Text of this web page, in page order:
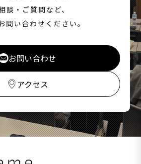
談・ご質問など、
問い合わせください。
お問い合わせ
アクセス